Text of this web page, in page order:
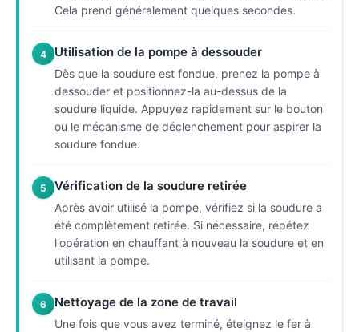
Cela prend généralement quelques secondes.
4 Utilisation de la pompe à dessouder
Dès que la soudure est fondue, prenez la pompe à
dessouder et positionnez-la au-dessus de la
soudure liquide. Appuyez rapidement sur le bouton
ou le mécanisme de déclenchement pour aspirer la
soudure fondue.
5 Vérification de la soudure retirée
Après avoir utilisé la pompe, vérifiez si la soudure a
été complètement retirée. Si nécessaire, répétez
l'opération en chauffant à nouveau la soudure et en
utilisant la pompe.
6 Nettoyage de la zone de travail
Une fois que vous avez terminé, éteignez le fer à